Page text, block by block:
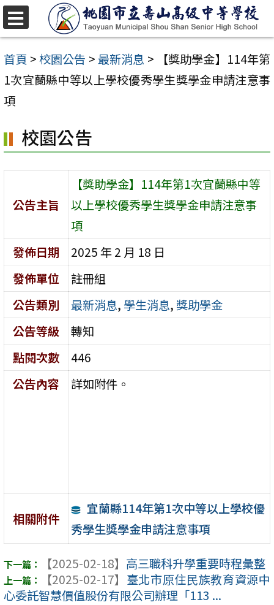
跳
至
主
要
內
區
首頁 >校園公告 >最新消息 >
【獎助學金】114年第
1次宜蘭縣中等以上學校優秀學生獎學金申請注意事
項
校園公告
公告主旨
【獎助學金】114年第1次宜蘭縣中等
以上學校優秀學生獎學金申請注意事
項
發佈日期
2025 年 2 月 18 日
發佈單位
註冊組
公告類別
最新消息, 學生消息, 獎助學金
公告等級
轉知
點閱次數
446
公告內容
詳如附件。
相關附件
宜蘭縣114年第1次中等以上學校優
秀學生獎學金申請注意事項
【2025-02-18】 高三職科升學重要時程彙整
【2025-02-17】 臺北市原住民族教育資源中
心委託智慧價值股份有限公司辦理「113 ...
選
單